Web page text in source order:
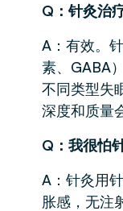
Q：针灸治
A：有效。
素、GABA
不同类型失
深度和质量
Q：我很怕
A：针灸用
胀感，无注